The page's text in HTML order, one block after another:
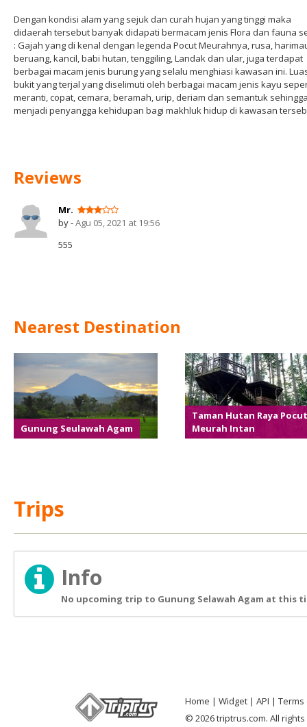
Dengan kondisi alam yang sejuk dan curah hujan yang tinggi maka
didaerah tersebut banyak didapati bermacam jenis Flora dan fauna
: Gajah yang di kenal dengan legenda Pocut Meurahnya, rusa,
beruang, kancil, babi hutan, tenggiling, Landak dan ular, juga terdapat
berbagai macam jenis burung yang selalu menghiasi kawasan ini.
bukit yang terjal yang diselimuti oleh berbagai macam jenis kayu
meranti, copat, cemara, beramah, urip, deriam dan semantuk
menjadi penyangga kehidupan bagi makhluk hidup di kawasan
Reviews
Mr.
by -Agu 05, 2021 at 19:56
555
Nearest Destination
Gunung Seulawah Agam
Taman Hutan Raya Pocut
Meurah Intan
Trips
Info
No upcoming trip to Gunung Selawah Agam at this
Home Widget API
Terms
© 2026 triptrus.com. All